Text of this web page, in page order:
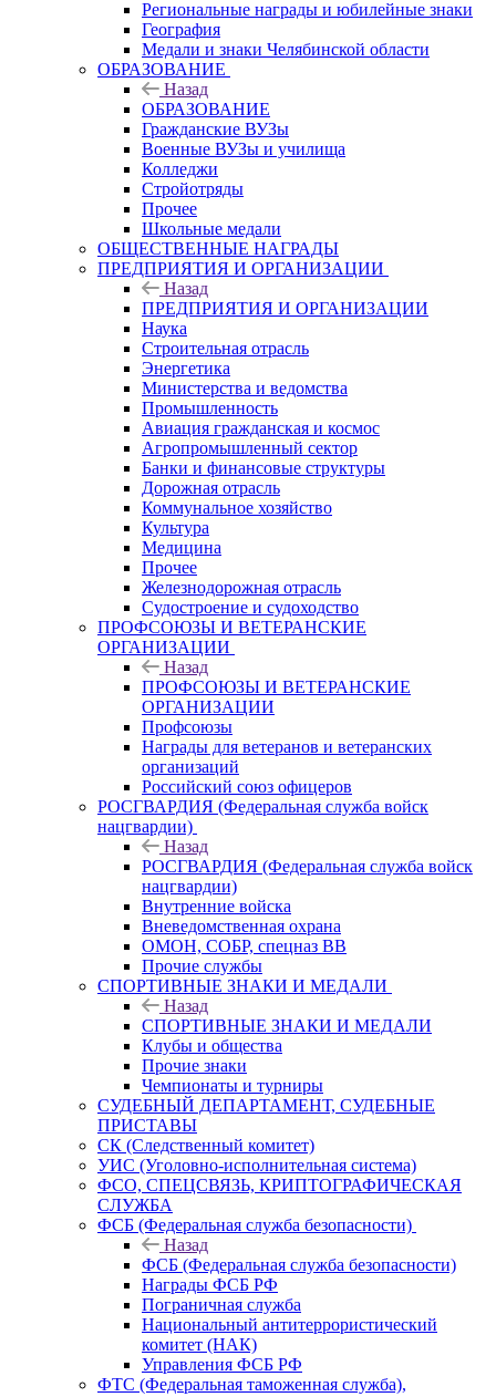
Региональные награды и юбилейные знаки
География
Медали и знаки Челябинской области
ОБРАЗОВАНИЕ
Назад
ОБРАЗОВАНИЕ
Гражданские ВУЗы
Военные ВУЗы и училища
Колледжи
Стройотряды
Прочее
Школьные медали
ОБЩЕСТВЕННЫЕ НАГРАДЫ
ПРЕДПРИЯТИЯ И ОРГАНИЗАЦИИ
Назад
ПРЕДПРИЯТИЯ И ОРГАНИЗАЦИИ
Наука
Строительная отрасль
Энергетика
Министерства и ведомства
Промышленность
Авиация гражданская и космос
Агропромышленный сектор
Банки и финансовые структуры
Дорожная отрасль
Коммунальное хозяйство
Культура
Медицина
Прочее
Железнодорожная отрасль
Судостроение и судоходство
ПРОФСОЮЗЫ И ВЕТЕРАНСКИЕ
ОРГАНИЗАЦИИ
Назад
ПРОФСОЮЗЫ И ВЕТЕРАНСКИЕ
ОРГАНИЗАЦИИ
Профсоюзы
Награды для ветеранов и ветеранских
организаций
Российский союз офицеров
РОСГВАРДИЯ (Федеральная служба войск
нацгвардии)
Назад
РОСГВАРДИЯ (Федеральная служба войск
нацгвардии)
Внутренние войска
Вневедомственная охрана
ОМОН, СОБР, спецназ ВВ
Прочие службы
СПОРТИВНЫЕ ЗНАКИ И МЕДАЛИ
Назад
СПОРТИВНЫЕ ЗНАКИ И МЕДАЛИ
Клубы и общества
Прочие знаки
Чемпионаты и турниры
СУДЕБНЫЙ ДЕПАРТАМЕНТ, СУДЕБНЫЕ
ПРИСТАВЫ
СК (Следственный комитет)
УИС (Уголовно-исполнительная система)
ФСО, СПЕЦСВЯЗЬ, КРИПТОГРАФИЧЕСКАЯ
СЛУЖБА
ФСБ (Федеральная служба безопасности)
Назад
ФСБ (Федеральная служба безопасности)
Награды ФСБ РФ
Пограничная служба
Национальный антитеррористический
комитет (НАК)
Управления ФСБ РФ
ФТС (Федеральная таможенная служба),